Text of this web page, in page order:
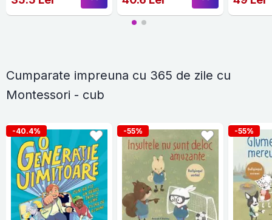
autonomia!
Cumparate impreuna cu 365 de zile cu
Montessori - cub
-40.4% -55% -55%